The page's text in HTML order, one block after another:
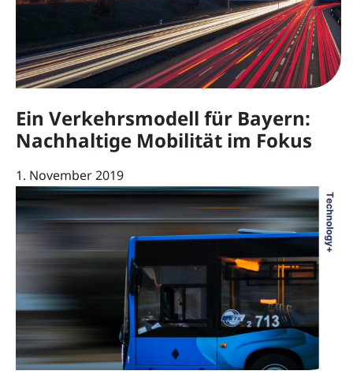
Ein Verkehrsmodell für Bayern:
Nachhaltige Mobilität im Fokus
1. November 2019